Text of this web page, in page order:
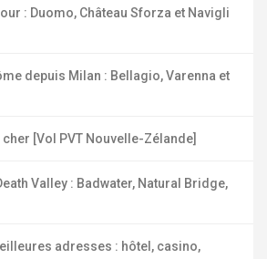
: Duomo, Château Sforza et Navigli
depuis Milan : Bellagio, Varenna et
cher [Vol PVT Nouvelle-Zélande]
Valley : Badwater, Natural Bridge,
adresses : hôtel, casino,